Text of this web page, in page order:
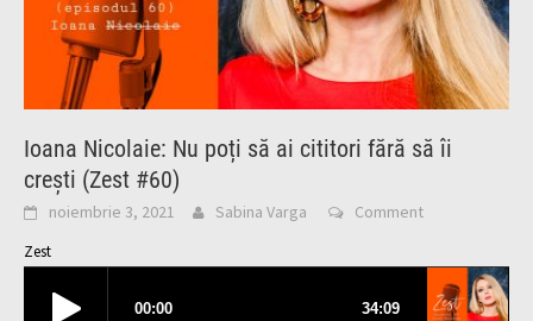
Ioana Nicolaie: Nu poți să ai cititori fără să îi
crești (Zest #60)
noiembrie 3, 2021 Sabina Varga Comment
Zest